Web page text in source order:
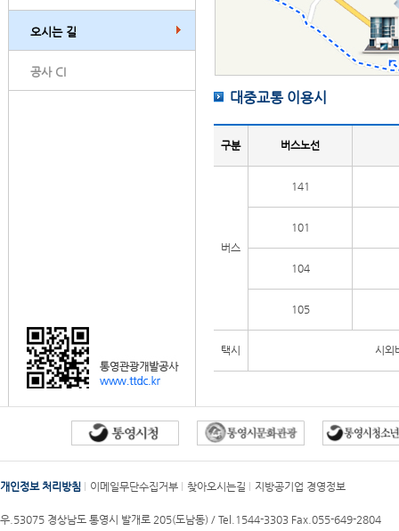
오시는 길
공사 CI
대중교통 이용시
구분 버스노선
버스
141
101
104
105
택시 시외
개인정보 처리방침 이메일무단수집거부 찾아오시는길 지방공기업 경영정보
우.53075 경상남도 통영시 발개로 205(도남동) / Tel.1544-3303 Fax.055-649-2804